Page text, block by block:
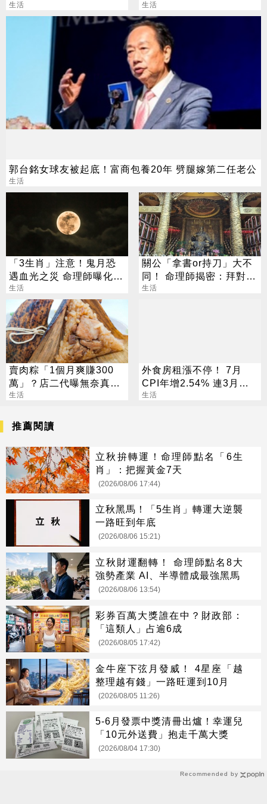
真相
生活
回應了
生活
郭台銘女球友被起底！富商包養20年 劈腿嫁第二任老公
生活
「3生肖」注意！鬼月恐
遇血光之災 命理師曝化解
法
生活
關公「拿書or持刀」大不
同！ 命理師揭密：拜對大
加分、拜錯恐虧本
生活
賣肉粽「1個月爽賺300
萬」？店二代曝無奈真
相：根本做心酸
生活
外食房租漲不停！ 7月
CPI年增2.54% 連3月突
破通膨警戒
生活
Recommended by
推薦閱讀
立秋拚轉運！命理師點名「6生
肖」：把握黃金7天
(2026/08/06 17:44)
立秋黑馬！「5生肖」轉運大逆襲
一路旺到年底
(2026/08/06 15:21)
立秋財運翻轉！ 命理師點名8大
強勢產業 AI、半導體成最強黑馬
(2026/08/06 13:54)
彩券百萬大獎誰在中？財政部：
「這類人」占逾6成
(2026/08/05 17:42)
金牛座下弦月發威！ 4星座「越
整理越有錢」一路旺運到10月
(2026/08/05 11:26)
5-6月發票中獎清冊出爐！幸運兒
「10元外送費」抱走千萬大獎
(2026/08/04 17:30)